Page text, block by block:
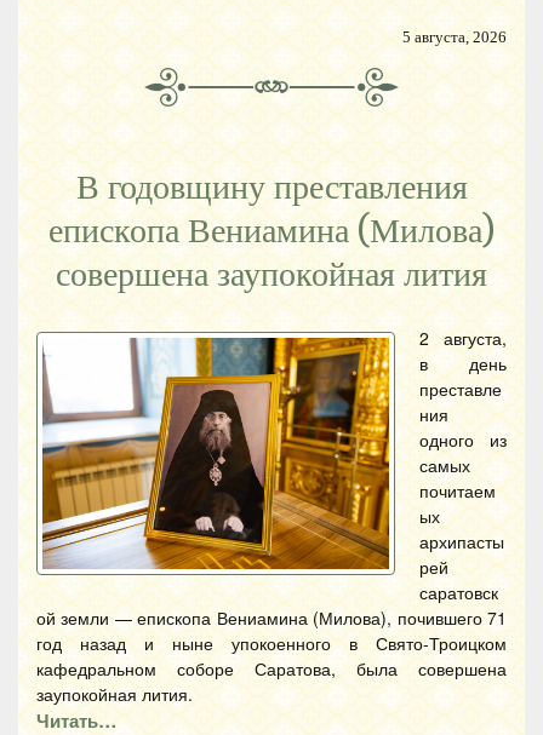
5 августа, 2026
В годовщину преставления
епископа Вениамина (Милова)
совершена заупокойная лития
2 августа,
в день
преставле
ния
одного из
самых
почитаем
ых
архипасты
рей
саратовск
ой земли — епископа Вениамина (Милова), почившего 71
год назад и ныне упокоенного в Свято-Троицком
кафедральном соборе Саратова, была совершена
заупокойная лития.
Читать…